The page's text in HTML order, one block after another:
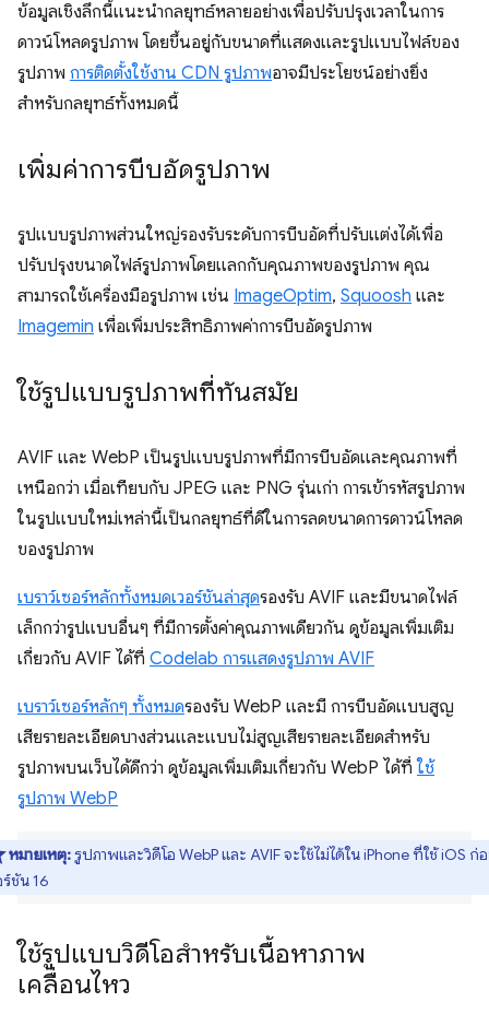
ข้อมูลเชิงลึกนี้แนะนำกลยุทธ์หลายอย่างเพื่อปรับปรุงเวลาในการ
ดาวน์โหลดรูปภาพ โดยขึ้นอยู่กับขนาดที่แสดงและรูปแบบไฟล์ของ
รูปภาพ การติดตั้งใช้งาน CDN รูปภาพอาจมีประโยชน์อย่างยิ่ง
สำหรับกลยุทธ์ทั้งหมดนี้
เพิ่มค่าการบีบอัดรูปภาพ
รูปแบบรูปภาพส่วนใหญ่รองรับระดับการบีบอัดที่ปรับแต่งได้เพื่อ
ปรับปรุงขนาดไฟล์รูปภาพโดยแลกกับคุณภาพของรูปภาพ คุณ
สามารถใช้เครื่องมือรูปภาพ เช่น ImageOptim, Squoosh และ
Imagemin เพื่อเพิ่มประสิทธิภาพค่าการบีบอัดรูปภาพ
ใช้รูปแบบรูปภาพที่ทันสมัย
AVIF และ WebP เป็นรูปแบบรูปภาพที่มีการบีบอัดและคุณภาพที่
เหนือกว่า เมื่อเทียบกับ JPEG และ PNG รุ่นเก่า การเข้ารหัสรูปภาพ
ในรูปแบบใหม่เหล่านี้เป็นกลยุทธ์ที่ดีในการลดขนาดการดาวน์โหลด
ของรูปภาพ
เบราว์เซอร์หลักทั้งหมดเวอร์ชันล่าสุดรองรับ AVIF และมีขนาดไฟล์
เล็กกว่ารูปแบบอื่นๆ ที่มีการตั้งค่าคุณภาพเดียวกัน ดูข้อมูลเพิ่มเติม
เกี่ยวกับ AVIF ได้ที่ Codelab การแสดงรูปภาพ AVIF
เบราว์เซอร์หลักๆ ทั้งหมดรองรับ WebP และมี การบีบอัดแบบสูญ
เสียรายละเอียดบางส่วนและแบบไม่สูญเสียรายละเอียดสำหรับ
รูปภาพบนเว็บได้ดีกว่า ดูข้อมูลเพิ่มเติมเกี่ยวกับ WebP ได้ที่ ใช้
รูปภาพ WebP
หมายเหตุ:รูปภาพและวิดีโอ WebP และ AVIF จะใช้ไม่ได้ใน iPhone ที่ใช้ iOS ก่
ร์ชัน 16
ใช้รูปแบบวิดีโอสำหรับเนื้อหาภาพ
เคลื่อนไหว